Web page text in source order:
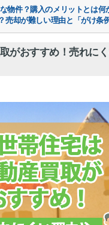
物件？購入のメリットとは何
売却が難しい理由と「がけ
がおすすめ！売れに